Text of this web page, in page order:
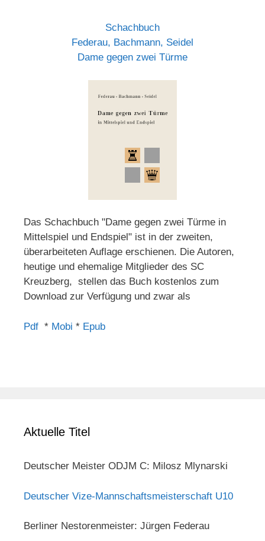
Schachbuch
Federau, Bachmann, Seidel
Dame gegen zwei Türme
Das Schachbuch "Dame gegen zwei Türme in
Mittelspiel und Endspiel" ist in der zweiten,
überarbeiteten Auflage erschienen. Die Autoren,
heutige und ehemalige Mitglieder des SC
Kreuzberg, stellen das Buch kostenlos zum
Download zur Verfügung und zwar als
Pdf * Mobi * Epub
Aktuelle Titel
Deutscher Meister ODJM C: Milosz Mlynarski
Deutscher Vize-Mannschaftsmeisterschaft U10
Berliner Nestorenmeister: Jürgen Federau